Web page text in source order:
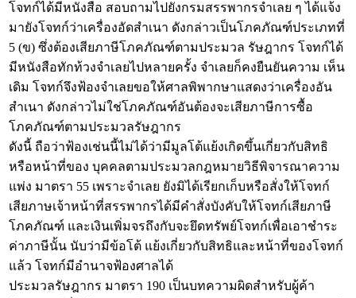
โจทก์ได้มีหนังสือ สอบถามไปยังกรมสรรพากรจำเลย ๆ ได้แจ้ง
มายังโจทก์ว่าเครื่องอัดสำเนา ดังกล่าวเป็นโภคภัณฑ์ประเภทที่
5 (ข) ซึ่งต้องเสียภาษีโภคภัณฑ์ตามประมวล รัษฎากร โจทก์ได้
มีหนังสือทักท้วงจำเลยไปหลายครั้ง จำเลยก็คงยืนยันความ เห็น
เดิม โจทก์จึงฟ้องจำเลยขอให้ศาลพิพากษาแสดงว่าเครื่องอัน
สำเนา ดังกล่าวไม่ใช่โภคภัณฑ์อันต้องจะเสียภาษีการซื้อ
โภคภัณฑ์ตามประมวลรัษฎากร
ดังนี้ ถือว่าฟ้องเช่นนี้ไม่ได้ว่ามีมูลโต้แย้งเกิดขึ้นเกี่ยวกับสิทธิ
หรือหน้าที่ของ บุคคลตามประมวลกฎหมายวิธีพิจารณาความ
แพ่ง มาตรา 55 เพราะจำเลย ยังมิได้เรียกเก็บหรือสั่งให้โจทก์
เสียภาษเจ้าหน้าที่สรรพากรได้มีคำสั่งบังคับให้โจทก์เสียภาษี
โภคภัณฑ์ และเงินเพิ่มจรถึงกับจะยึดทรัพย์โจทก์เพื่อเอาชำระ
ค่าภาษีนั้น นับว่ามีข้อโต้ แย้งเกี่ยวกับสิทธิและหน้าที่ของโจทก์
แล้ว โจทก์มีอำนาจฟ้องศาลได้
ประมวลรัษฎากร มาตรา 190 เป็นบทความผิดสำหรับผู้ค้า